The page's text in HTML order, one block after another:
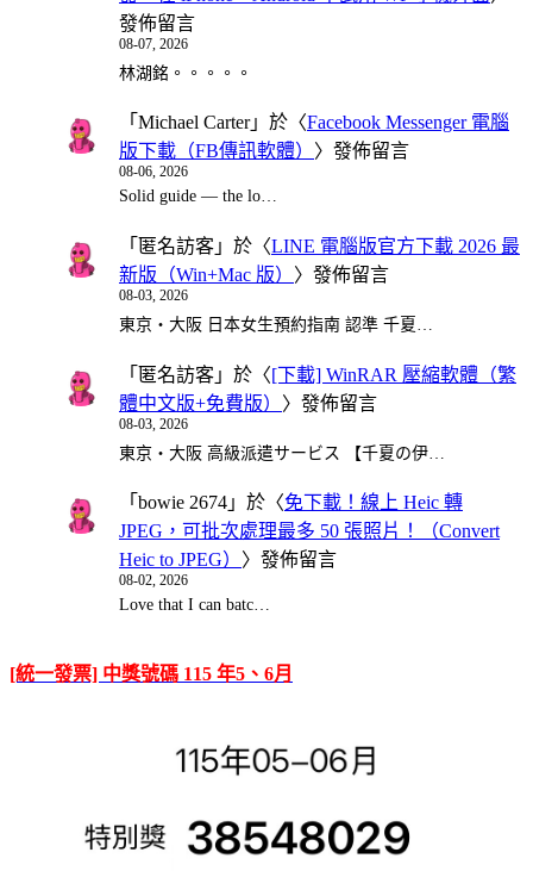
發佈留言
08-07, 2026
林湖銘。。。。。
「 Michael Carter」於〈Facebook Messenger 電腦
版下載（FB傳訊軟體） 〉發佈留言
08-06, 2026
Solid guide — the lo…
「 匿名訪客 」於〈LINE 電腦版官方下載 2026 最
新版（Win+Mac 版） 〉發佈留言
08-03, 2026
東京・大阪 日本女生預約指南 認準 千夏…
「 匿名訪客 」於〈[下載] WinRAR 壓縮軟體（繁
體中文版+免費版） 〉發佈留言
08-03, 2026
東京・大阪 高級派遣サービス 【千夏の伊…
「 bowie 2674 」於〈免下載！線上 Heic 轉
JPEG，可批次處理最多 50 張照片！（Convert
Heic to JPEG） 〉發佈留言
08-02, 2026
Love that I can batc…
[統一發票] 中獎號碼 115 年5、6月